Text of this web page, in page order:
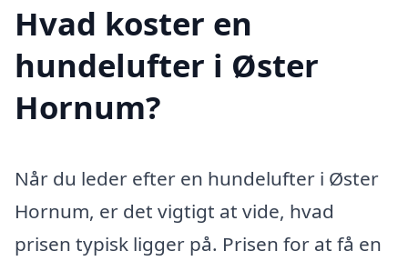
Hvad koster en
hundelufter i Øster
Hornum?
Når du leder efter en hundelufter i Øster
Hornum, er det vigtigt at vide, hvad
prisen typisk ligger på. Prisen for at få en